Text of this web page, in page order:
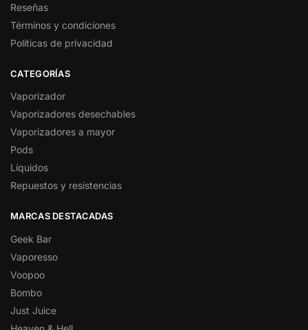
Reseñas
Términos y condiciones
Políticas de privacidad
CATEGORÍAS
Vaporizador
Vaporizadores desechables
Vaporizadores a mayor
Pods
Líquidos
Repuestos y resistencias
MARCAS DESTACADAS
Geek Bar
Vaporesso
Voopoo
Bombo
Just Juice